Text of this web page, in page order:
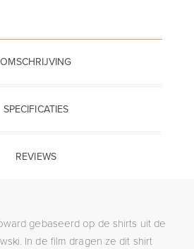
OMSCHRIJVING
SPECIFICATIES
REVIEWS
gebaseerd op de shirts uit de
In de film dragen ze dit shirt